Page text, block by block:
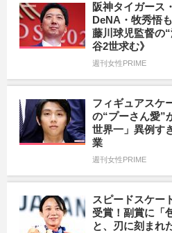
阪神タイガース
DeNA・牧秀悟
藤川球児監督の
谷2世求む》
週刊女性PRIME
フィギュアスケ
の“プーさん愛”
世界一」異例す
業
週刊女性PRIME
スピードスケー
受賞！副賞に「
と、刃に刻まれ